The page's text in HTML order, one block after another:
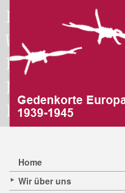
Home
Wir über uns